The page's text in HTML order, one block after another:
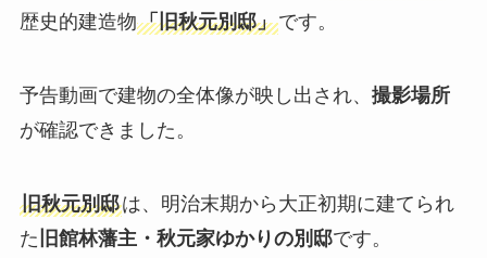
歴史的建造物「旧秋元別邸」です。
予告動画で建物の全体像が映し出され、 撮影場所
が確認できました。
旧秋元別邸は、明治末期から大正初期に建てられ
た 旧館林藩主・秋元家ゆかりの別邸です。